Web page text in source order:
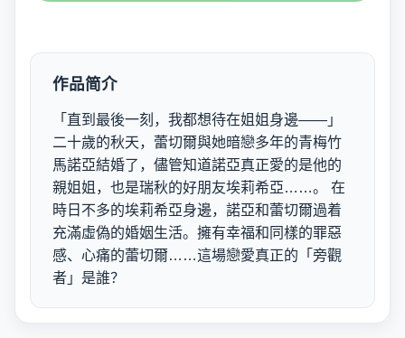
作品简介
「直到最後一刻，我都想待在姐姐身邊——」
二十歲的秋天，蕾切爾與她暗戀多年的青梅竹
馬諾亞結婚了，儘管知道諾亞真正愛的是他的
親姐姐，也是瑞秋的好朋友埃莉希亞……。 在
時日不多的埃莉希亞身邊，諾亞和蕾切爾過着
充滿虛偽的婚姻生活。擁有幸福和同樣的罪惡
感、心痛的蕾切爾……這場戀愛真正的「旁觀
者」是誰？